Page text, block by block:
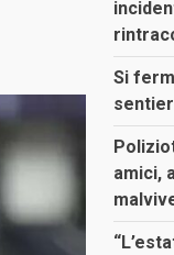
Si
amici,